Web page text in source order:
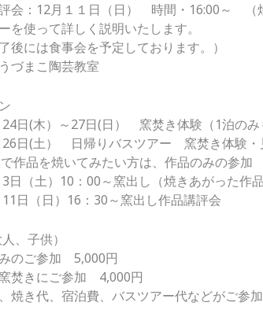
評会：12月１１日（日） 時間・16:00～ （
を使って詳しく説明いたします。
後には食事会を予定しております。）
づまこ陶芸教室
日(木）～27日(日） 窯焚き体験（1泊のみ
日(土） 日帰りバスツアー 窯焚き体験・
作品を焼いてみたい方は、作品のみの参加
（土）10：00～窯出し（焼きあがった作品
日（日）16：30～窯出し作品講評会
、子供）
みのご参加 5,000円
窯焚きにご参加 4,000円
、焼き代、宿泊費、バスツアー代などがご参